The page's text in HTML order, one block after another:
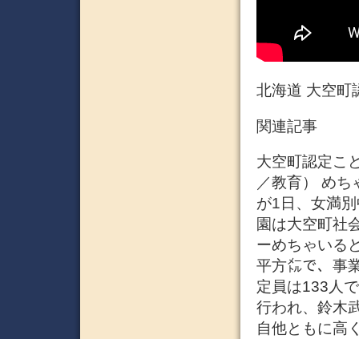
北海道 大空町
関連記事
大空町認定こ
／教育） め
が1日、女満
園は大空町社
ーめちゃいる
平方㍍で、事
定員は133人
行われ、鈴木
自他ともに高